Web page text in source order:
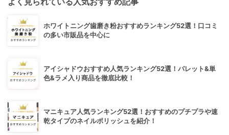
ホワイトニング歯磨き粉おすすめランキング52選！口コミ
の多い市販品を中心に
アイシャドウおすすめ人気ランキング52選！パレット&単
色&ラメ入り商品を徹底比較！
マニキュア人気ランキング52選！おすすめのプチプラや速
乾タイプのネイルポリッシュを紹介！